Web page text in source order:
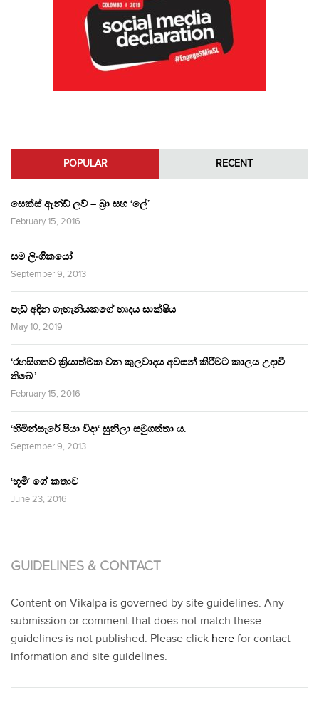
POPULAR RECENT
සෙක්ස් ඇන්ඩ් ලව් – බ්‍රා සහ ‘ලේ’
February 15, 2016
සම ලිංගිකයෝ
September 9, 2013
පෑඩ් අඳින ගැහැනියකගේ හෘදය සාක්ෂිය
May 10, 2019
‘රහසිගතව ක්‍රියාත්මක වන කුලවාදය අවසන් කිරීමට කාලය උදාවී
තිබේ.’
February 15, 2016
‘හිමින්සැරේ පියා විදා‘ සුනිලා සමුගත්තා ය.
September 9, 2013
‘භූමි’ ගේ කතාව
June 23, 2016
GUIDELINES & CONTACT
Content on Vikalpa is governed by site guidelines. Any
submission or comment that does not match these
guidelines is not published. Please click here for contact
information and site guidelines.